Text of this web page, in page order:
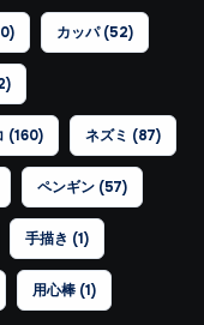
カッパ(52)
(160) ネズミ (87)
ペンギン(57)
手描き (1)
用心棒(1)